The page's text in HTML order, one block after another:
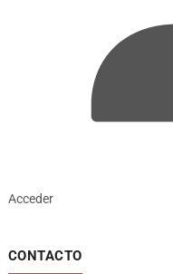
Acceder
CONTACTO